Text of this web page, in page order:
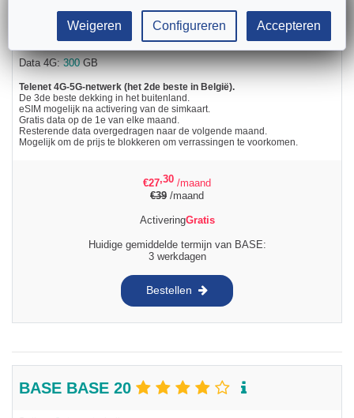
Onbeperktbellen
Onbeperktsmsen
Data 4G:300GB
Telenet 4G-5G-netwerk (het 2de beste in België).
De 3de beste dekking in het buitenland.
eSIM mogelijk na activering van de simkaart.
Gratis data op de 1e van elke maand.
Resterende data overgedragen naar de volgende maand.
Mogelijk om de prijs te blokkeren om verrassingen te voorkomen.
€27,30 /maand
€39 /maand
ActiveringGratis
Huidige gemiddelde termijn van BASE:
3 werkdagen
Bestellen
BASE BASE 20
Weigeren Configureren Accepteren